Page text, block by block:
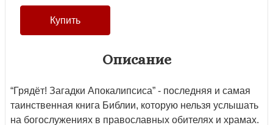
Описание
“Грядёт! Загадки Апокалипсиса” - последняя и самая
таинственная книга Библии, которую нельзя услышать
на богослужениях в православных обителях и храмах.